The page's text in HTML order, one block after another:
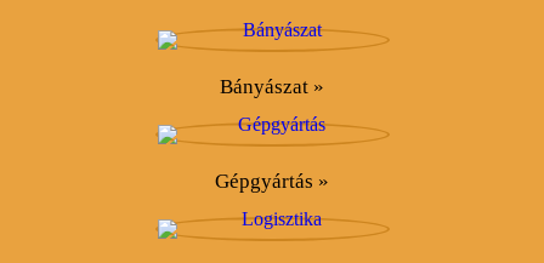
Bányászat »
Gépgyártás »